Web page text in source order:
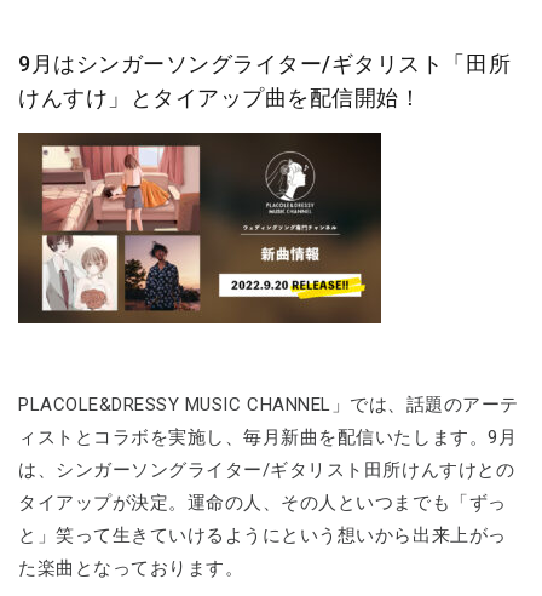
9月はシンガーソングライター/ギタリスト「田所
けんすけ」とタイアップ曲を配信開始！
PLACOLE&DRESSY MUSIC CHANNEL」では、話題のアーテ
ィストとコラボを実施し、毎月新曲を配信いたします。9月
は、シンガーソングライター/ギタリスト田所けんすけとの
タイアップが決定。運命の人、その人といつまでも「ずっ
と」笑って生きていけるようにという想いから出来上がっ
た楽曲となっております。